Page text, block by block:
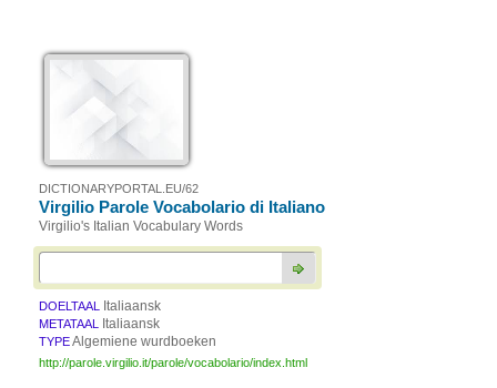
DICTIONARYPORTAL.EU/62
Virgilio Parole Vocabolario di Italiano
Virgilio's Italian Vocabulary Words
DOELTAAL Italiaansk
METATAAL Italiaansk
TYPEAlgemiene wurdboeken
http://parole.virgilio.it/parole/vocabolario/index.html